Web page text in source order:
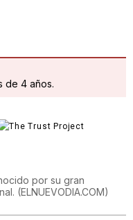
de 4 años.
por su gran
(ELNUEVODIA.COM)